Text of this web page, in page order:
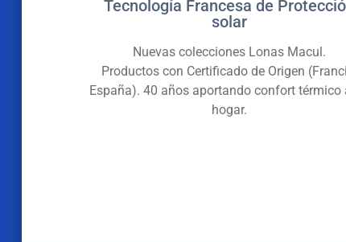
Tecnología Francesa de
solar
Nuevas colecciones Lonas Macul.
Productos con Certificado de Origen
España). 40 años aportando confort térmico
hogar.